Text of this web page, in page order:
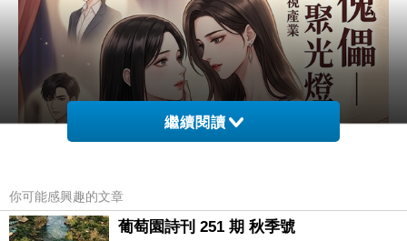
繼續閱讀
你可能感興趣的文章
葡萄園詩刊 251 期 秋季號